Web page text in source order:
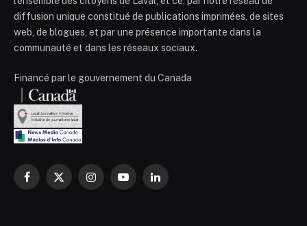
diffusion unique constitué de publications imprimées, de sites
web, de blogues, et par une présence importante dans la
communauté et dans les réseaux sociaux.
Financé par le gouvernement du Canada
Facebook
X
InstagramYouTubeLinkedIn